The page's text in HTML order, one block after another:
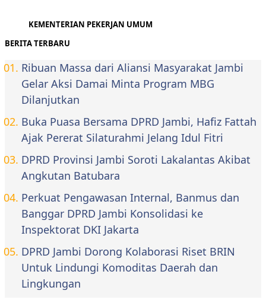
KEMENTERIAN PEKERJAN UMUM
BERITA TERBARU
Ribuan Massa dari Aliansi Masyarakat Jambi
Gelar Aksi Damai Minta Program MBG
Dilanjutkan
Buka Puasa Bersama DPRD Jambi, Hafiz Fattah
Ajak Pererat Silaturahmi Jelang Idul Fitri
DPRD Provinsi Jambi Soroti Lakalantas Akibat
Angkutan Batubara
Perkuat Pengawasan Internal, Banmus dan
Banggar DPRD Jambi Konsolidasi ke
Inspektorat DKI Jakarta
DPRD Jambi Dorong Kolaborasi Riset BRIN
Untuk Lindungi Komoditas Daerah dan
Lingkungan